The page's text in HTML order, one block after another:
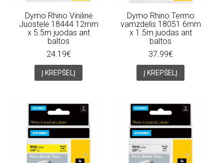
Dymo Rhino Vinilinė
Juostelė 18444 12mm
x 5.5m juodas ant
baltos
24.19€
Į KREPŠELĮ
Dymo Rhino Termo
vamzdelis 18051 6mm
x 1.5m juodas ant
baltos
37.99€
Į KREPŠELĮ